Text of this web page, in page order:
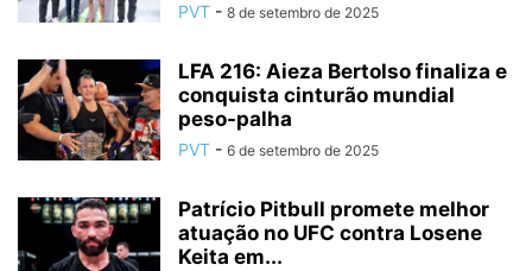
PVT - 8 de setembro de 2025
LFA 216: Aieza Bertolso finaliza e
conquista cinturão mundial
peso-palha
PVT - 6 de setembro de 2025
Patrício Pitbull promete melhor
atuação no UFC contra Losene
Keita em...